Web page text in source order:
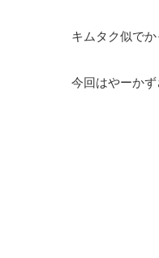
キムタク似で
今回はやーか